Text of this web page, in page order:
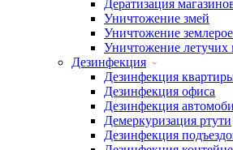
Дератизация
Уничтожение змей
Уничтожение
Уничтожение
Дезинфекция
Дезинфекция
Дезинфекция офиса
Дезинфекция
Демеркуризация ртути
Дезинфекция